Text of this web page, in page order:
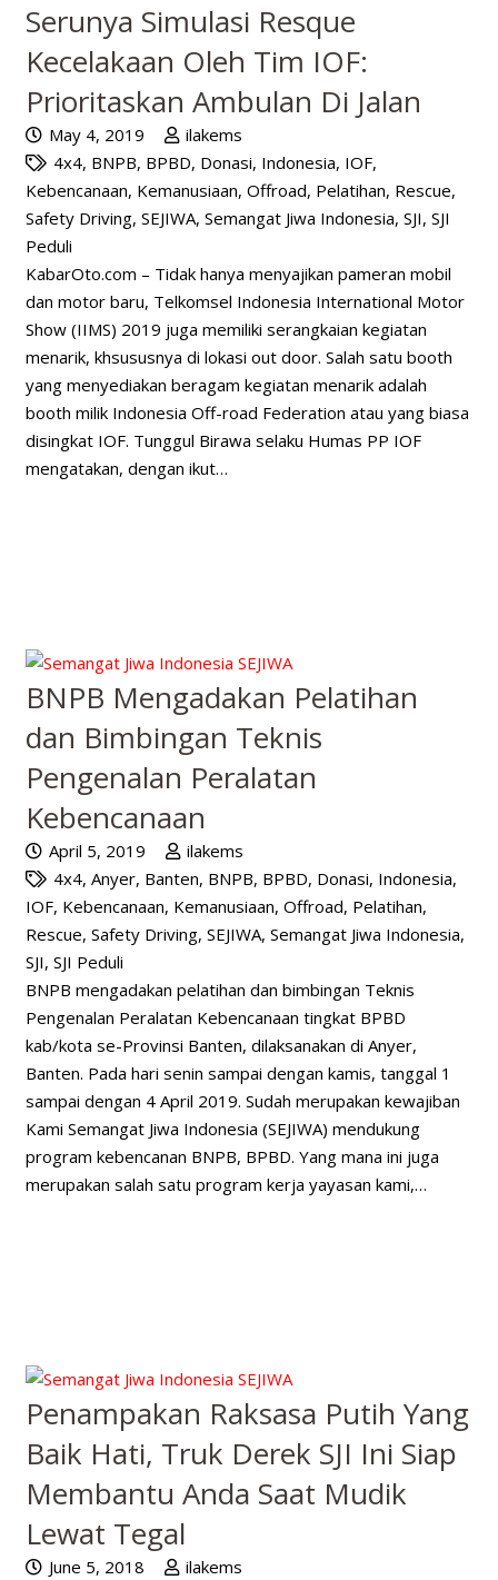
Serunya Simulasi Resque
Kecelakaan Oleh Tim IOF:
Prioritaskan Ambulan Di Jalan
May 4, 2019
ilakems
4x4, BNPB, BPBD, Donasi, Indonesia, IOF,
Kebencanaan, Kemanusiaan, Offroad, Pelatihan, Rescue,
Safety Driving, SEJIWA, Semangat Jiwa Indonesia, SJI, SJI
Peduli
KabarOto.com – Tidak hanya menyajikan pameran mobil
dan motor baru, Telkomsel Indonesia International Motor
Show (IIMS) 2019 juga memiliki serangkaian kegiatan
menarik, khsususnya di lokasi out door. Salah satu booth
yang menyediakan beragam kegiatan menarik adalah
booth milik Indonesia Off-road Federation atau yang biasa
disingkat IOF. Tunggul Birawa selaku Humas PP IOF
mengatakan, dengan ikut…
BNPB Mengadakan Pelatihan
dan Bimbingan Teknis
Pengenalan Peralatan
Kebencanaan
April 5, 2019
ilakems
4x4, Anyer, Banten, BNPB, BPBD, Donasi, Indonesia,
IOF, Kebencanaan, Kemanusiaan, Offroad, Pelatihan,
Rescue, Safety Driving, SEJIWA, Semangat Jiwa Indonesia,
SJI, SJI Peduli
BNPB mengadakan pelatihan dan bimbingan Teknis
Pengenalan Peralatan Kebencanaan tingkat BPBD
kab/kota se-Provinsi Banten, dilaksanakan di Anyer,
Banten. Pada hari senin sampai dengan kamis, tanggal 1
sampai dengan 4 April 2019. Sudah merupakan kewajiban
Kami Semangat Jiwa Indonesia (SEJIWA) mendukung
program kebencanan BNPB, BPBD. Yang mana ini juga
merupakan salah satu program kerja yayasan kami,…
Penampakan Raksasa Putih Yang
Baik Hati, Truk Derek SJI Ini Siap
Membantu Anda Saat Mudik
Lewat Tegal
June 5, 2018
ilakems